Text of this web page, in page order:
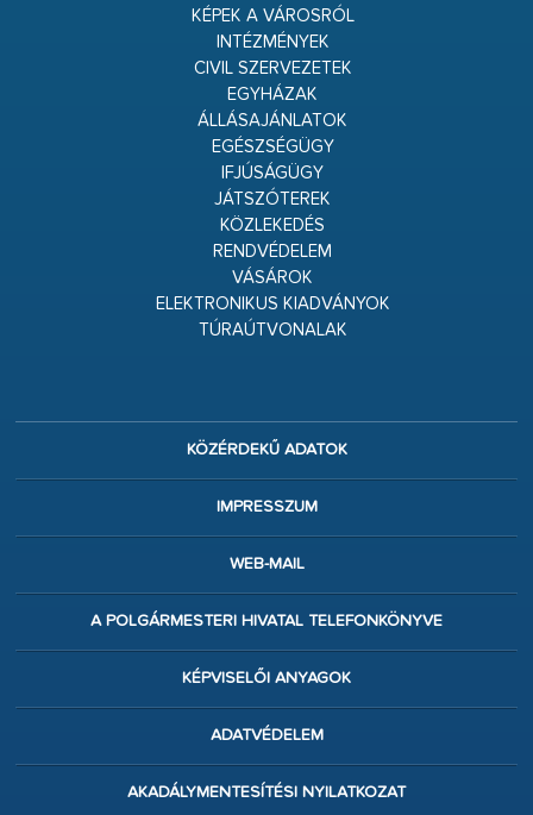
KÉPEK A VÁROSRÓL
INTÉZMÉNYEK
CIVIL SZERVEZETEK
EGYHÁZAK
ÁLLÁSAJÁNLATOK
EGÉSZSÉGÜGY
IFJÚSÁGÜGY
JÁTSZÓTEREK
KÖZLEKEDÉS
RENDVÉDELEM
VÁSÁROK
ELEKTRONIKUS KIADVÁNYOK
TÚRAÚTVONALAK
KÖZÉRDEKŰ ADATOK
IMPRESSZUM
WEB-MAIL
A POLGÁRMESTERI HIVATAL TELEFONKÖNYVE
KÉPVISELŐI ANYAGOK
ADATVÉDELEM
AKADÁLYMENTESÍTÉSI NYILATKOZAT